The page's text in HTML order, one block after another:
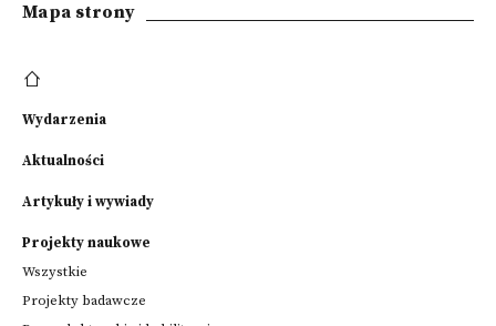
Mapa strony
Wydarzenia
Aktualności
Artykuły i wywiady
Projekty naukowe
Wszystkie
Projekty badawcze